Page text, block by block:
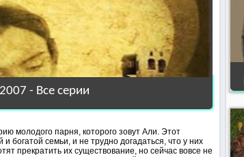
- Все серии
молодого парня, которого зовут Али. Этот
богатой семьи, и не трудно догадаться, что у них
прекратить их существование, но сейчас вовсе не